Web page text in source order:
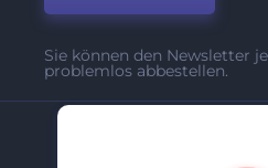
Sie können den Newsletter
problemlos abbestellen.